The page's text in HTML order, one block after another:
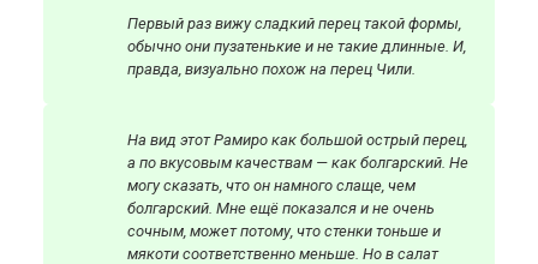
Первый раз вижу сладкий перец такой формы,
обычно они пузатенькие и не такие длинные. И,
правда, визуально похож на перец Чили.
На вид этот Рамиро как большой острый перец,
а по вкусовым качествам — как болгарский. Не
могу сказать, что он намного слаще, чем
болгарский. Мне ещё показался и не очень
сочным, может потому, что стенки тоньше и
мякоти соответственно меньше. Но в салат